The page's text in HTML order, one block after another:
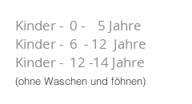
Kinder - 0 - 5 Jahre
Kinder - 6 - 12 Jahre
Kinder - 12 -14 Jahre
(ohne Waschen und föhnen)